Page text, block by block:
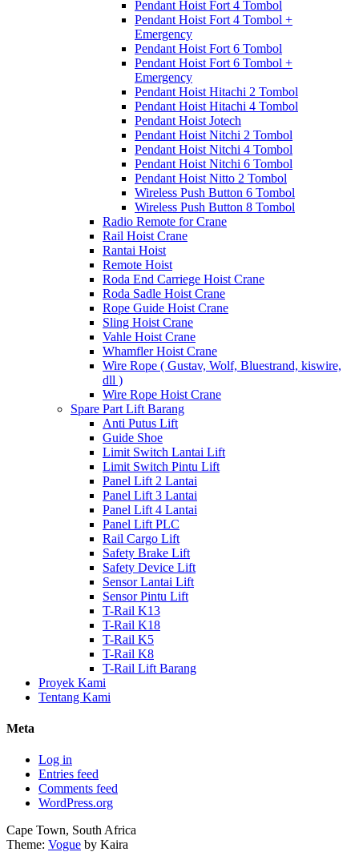
Pendant Hoist Fort 4 Tombol
Pendant Hoist Fort 4 Tombol +
Emergency
Pendant Hoist Fort 6 Tombol
Pendant Hoist Fort 6 Tombol +
Emergency
Pendant Hoist Hitachi 2 Tombol
Pendant Hoist Hitachi 4 Tombol
Pendant Hoist Jotech
Pendant Hoist Nitchi 2 Tombol
Pendant Hoist Nitchi 4 Tombol
Pendant Hoist Nitchi 6 Tombol
Pendant Hoist Nitto 2 Tombol
Wireless Push Button 6 Tombol
Wireless Push Button 8 Tombol
Radio Remote for Crane
Rail Hoist Crane
Rantai Hoist
Remote Hoist
Roda End Carriege Hoist Crane
Roda Sadle Hoist Crane
Rope Guide Hoist Crane
Sling Hoist Crane
Vahle Hoist Crane
Whamfler Hoist Crane
Wire Rope ( Gustav, Wolf, Bluestrand, kiswire,
dll )
Wire Rope Hoist Crane
Spare Part Lift Barang
Anti Putus Lift
Guide Shoe
Limit Switch Lantai Lift
Limit Switch Pintu Lift
Panel Lift 2 Lantai
Panel Lift 3 Lantai
Panel Lift 4 Lantai
Panel Lift PLC
Rail Cargo Lift
Safety Brake Lift
Safety Device Lift
Sensor Lantai Lift
Sensor Pintu Lift
T-Rail K13
T-Rail K18
T-Rail K5
T-Rail K8
T-Rail Lift Barang
Proyek Kami
Tentang Kami
Meta
Log in
Entries feed
Comments feed
WordPress.org
Cape Town, South Africa
Theme: Vogue by Kaira